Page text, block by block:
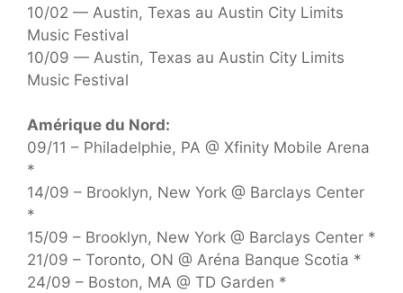
10/02 — Austin, Texas au Austin City Limits
Music Festival
10/09 — Austin, Texas au Austin City Limits
Music Festival
Amérique du Nord:
09/11 – Philadelphie, PA @ Xfinity Mobile Arena
*
14/09 – Brooklyn, New York @ Barclays Center
*
15/09 – Brooklyn, New York @ Barclays Center *
21/09 – Toronto, ON @ Aréna Banque Scotia *
24/09 – Boston, MA @ TD Garden *